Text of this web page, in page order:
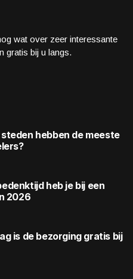
wat over zeer interessante
gratis bij u langs.
hebben de meeste
heb je bij een
2026
is de bezorging gratis bij